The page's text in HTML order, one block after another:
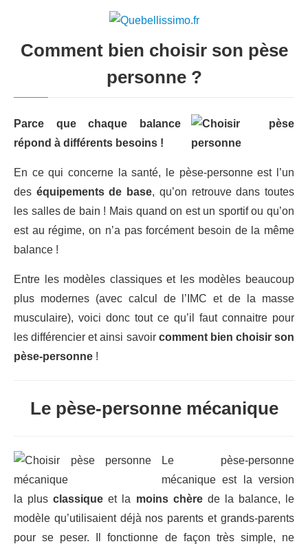
Comment bien choisir son pèse
personne ?
Parce que chaque balance
répond à différents besoins !
En ce qui concerne la santé, le pèse-personne est l’un
des équipements de base, qu’on retrouve dans toutes
les salles de bain ! Mais quand on est un sportif ou qu’on
est au régime, on n’a pas forcément besoin de la même
balance !
Entre les modèles classiques et les modèles beaucoup
plus modernes (avec calcul de l’IMC et de la masse
musculaire), voici donc tout ce qu’il faut connaitre pour
les différencier et ainsi savoir comment bien choisir son
pèse-personne !
Le pèse-personne mécanique
Le pèse-personne
mécanique est la version
la plusclassique et la moins chèrede la balance, le
modèle qu’utilisaient déjà nos parents et grands-parents
pour se peser. Il fonctionne de façon très simple, ne